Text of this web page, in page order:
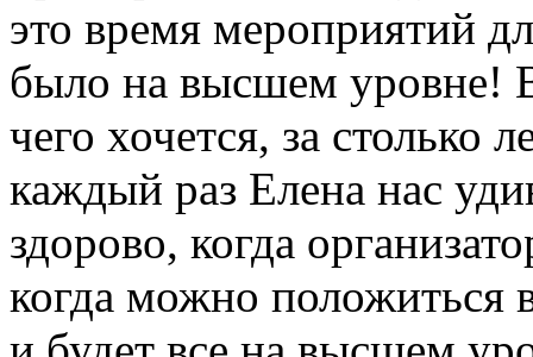
это время мероприятий
было на высшем уровне!
чего хочется, за столько
каждый раз Елена нас
здорово, когда
когда можно положиться